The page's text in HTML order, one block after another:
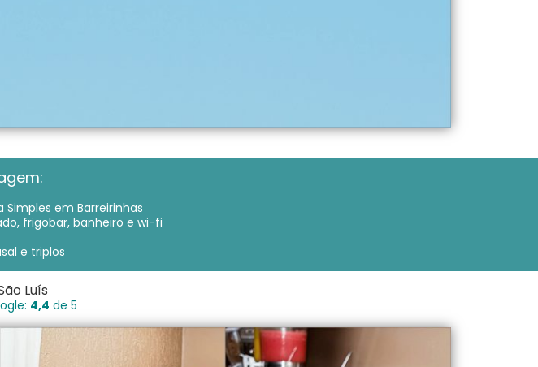
Simples em Barreirinhas
frigobar, banheiro e wi-fi
e triplos
Luís
4,4 de 5